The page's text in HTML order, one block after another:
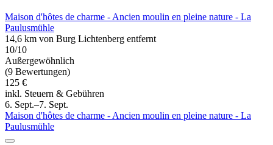
Maison d'hôtes de charme - Ancien moulin en pleine nature - La
Paulusmühle
14,6 km von Burg Lichtenberg entfernt
10/10
Außergewöhnlich
(9 Bewertungen)
125 €
inkl. Steuern & Gebühren
6. Sept.–7. Sept.
Maison d'hôtes de charme - Ancien moulin en pleine nature - La
Paulusmühle